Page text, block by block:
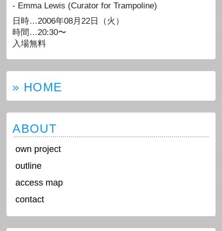
- Emma Lewis (Curator for Trampoline)
日時…2006年08月22日（火）
時間…20:30〜
入場無料
» HOME
ABOUT
own project
outline
access map
contact